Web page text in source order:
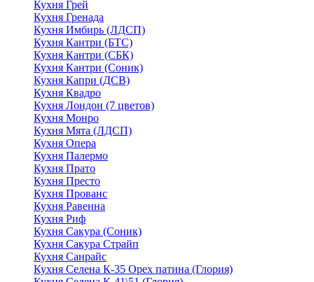
Кухня Грей
Кухня Гренада
Кухня Имбирь (ЛДСП)
Кухня Кантри (БТС)
Кухня Кантри (СБК)
Кухня Кантри (Соник)
Кухня Капри (ДСВ)
Кухня Квадро
Кухня Лондон (7 цветов)
Кухня Монро
Кухня Мята (ЛДСП)
Кухня Опера
Кухня Палермо
Кухня Прато
Кухня Престо
Кухня Прованс
Кухня Равенна
Кухня Риф
Кухня Сакура (Соник)
Кухня Сакура Страйп
Кухня Санрайс
Кухня Селена К-35 Орех патина (Глория)